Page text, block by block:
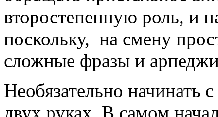
второстепенную роль, и
поскольку, на смену
сложные фразы и
Необязательно начинать
двух руках. В самом